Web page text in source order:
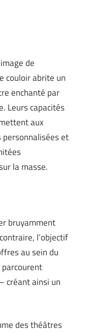
de
couloir abrite un
enchanté par
Leurs capacités
aux
personnalisées et
la masse.
bruyamment
l’objectif
au sein du
créant ainsi un
des théâtres